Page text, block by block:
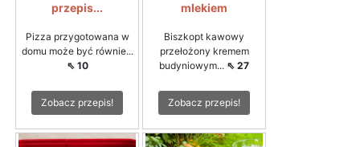
przepis...
Pizza przygotowana w
domu może być równie...
⇖ 10
Zobacz przepis!
mlekiem
Biszkopt kawowy
przełożony kremem
budyniowym... ⇖ 27
Zobacz przepis!